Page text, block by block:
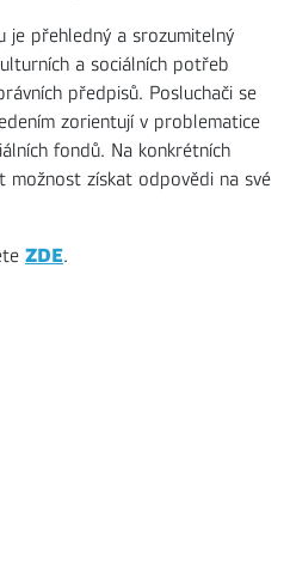
je přehledný a srozumitelný
a sociálních potřeb
předpisů. Posluchači se
zorientují v problematice
fondů. Na konkrétních
možnost získat odpovědi na své
ZDE.